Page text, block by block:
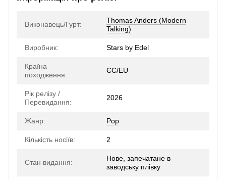
Виконавець/Гурт:
Thomas Anders (Modern
Talking)
Виробник: Stars by Edel
Країна
походження:
ЄС/EU
Рік релізу /
Перевидання:
2026
Жанр: Pop
Кількість носіїв: 2
Стан видання:
Нове, запечатане в
заводську плівку